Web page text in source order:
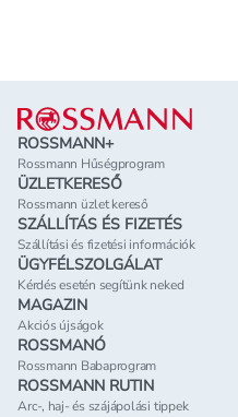
Lábléc
ROSSMANN+
Rossmann Hűségprogram
ÜZLETKERESŐ
Rossmann üzlet kereső
SZÁLLÍTÁS ÉS FIZETÉS
Szállítási és fizetési információk
ÜGYFÉLSZOLGÁLAT
Kérdés esetén segítünk neked
MAGAZIN
Akciós újságok
ROSSMANÓ
Rossmann Babaprogram
ROSSMANN RUTIN
Arc-, haj- és szájápolási tippek